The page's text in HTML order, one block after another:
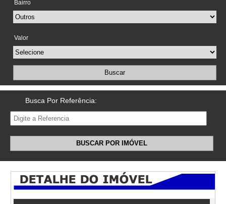
Bairro
Valor
Buscar
Busca Por Referência:
BUSCAR POR IMÓVEL